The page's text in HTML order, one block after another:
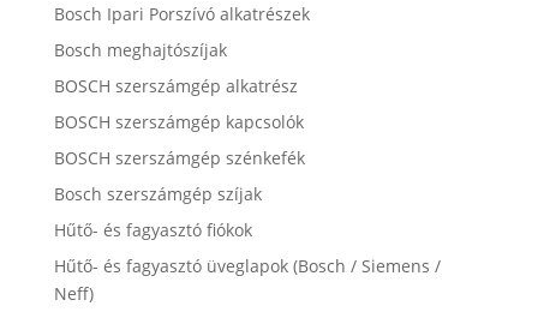
Bosch Ipari Porszívó alkatrészek
Bosch meghajtószíjak
BOSCH szerszámgép alkatrész
BOSCH szerszámgép kapcsolók
BOSCH szerszámgép szénkefék
Bosch szerszámgép szíjak
Hűtő- és fagyasztó fiókok
Hűtő- és fagyasztó üveglapok (Bosch / Siemens /
Neff)